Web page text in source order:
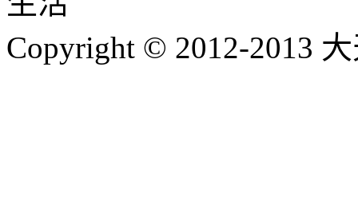
Copyright © 2012-2013